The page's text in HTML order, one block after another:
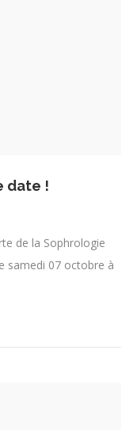
date !
de la Sophrologie
samedi 07 octobre à